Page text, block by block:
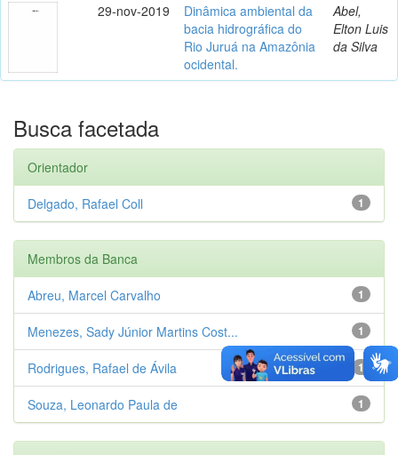
29-nov-2019
Dinâmica ambiental da
bacia hidrográfica do
Rio Juruá na Amazônia
ocidental.
Abel,
Elton Luis
da Silva
Busca facetada
Orientador
1
Delgado, Rafael Coll
Membros da Banca
1
Abreu, Marcel Carvalho
1
Menezes, Sady Júnior Martins Cost...
1
Rodrigues, Rafael de Ávila
1
Souza, Leonardo Paula de